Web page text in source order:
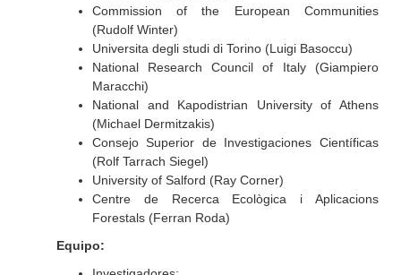
Commission of the European Communities
(Rudolf Winter)
Universita degli studi di Torino (Luigi Basoccu)
National Research Council of Italy (Giampiero
Maracchi)
National and Kapodistrian University of Athens
(Michael Dermitzakis)
Consejo Superior de Investigaciones Científicas
(Rolf Tarrach Siegel)
University of Salford (Ray Corner)
Centre de Recerca Ecològica i Aplicacions
Forestals (Ferran Roda)
Equipo: